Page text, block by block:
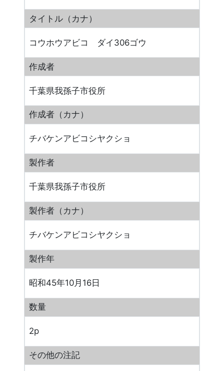
タイトル（カナ）
コウホウアビコ ダイ306ゴウ
作成者
千葉県我孫子市役所
作成者（カナ）
チバケンアビコシヤクショ
製作者
千葉県我孫子市役所
製作者（カナ）
チバケンアビコシヤクショ
製作年
昭和45年10月16日
数量
2p
その他の注記